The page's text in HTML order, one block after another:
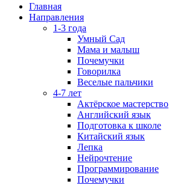
Главная
Направления
1-3 года
Умный Сад
Мама и малыш
Почемучки
Говорилка
Веселые пальчики
4-7 лет
Актёрское мастерство
Английский язык
Подготовка к школе
Китайский язык
Лепка
Нейрочтение
Программирование
Почемучки